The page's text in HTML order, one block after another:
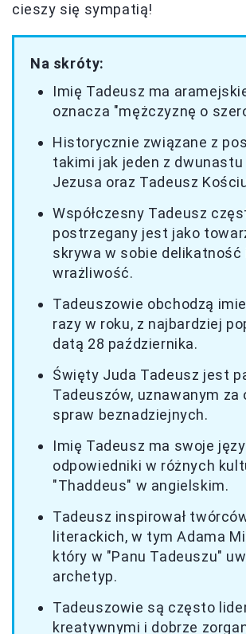
cieszy się sympatią!
Na skróty:
Imię Tadeusz ma
oznacza "mężczyznę o
Historycznie związane z
takimi jak jeden z dwunastu
Jezusa oraz Tadeusz
Współczesny Tadeusz
postrzegany jest jako
skrywa w sobie delikatność
wrażliwość.
Tadeuszowie obchodzą
razy w roku, z najbardziej
datą 28 października.
Święty Juda Tadeusz jest
Tadeuszów, uznawanym za
spraw beznadziejnych.
Imię Tadeusz ma swoje
odpowiedniki w różnych
"Thaddeus" w angielskim.
Tadeusz inspirował
literackich, w tym Adama
który w "Panu Tadeuszu"
archetyp.
Tadeuszowie są często
kreatywnymi i dobrze